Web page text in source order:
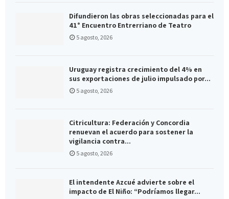
Difundieron las obras seleccionadas para el
41° Encuentro Entrerriano de Teatro
5 agosto, 2026
Uruguay registra crecimiento del 4% en
sus exportaciones de julio impulsado por...
5 agosto, 2026
Citricultura: Federación y Concordia
renuevan el acuerdo para sostener la
vigilancia contra...
5 agosto, 2026
El intendente Azcué advierte sobre el
impacto de El Niño: “Podríamos llegar...